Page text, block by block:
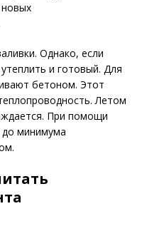
Однако, если
и готовый. Для
бетоном. Этот
Летом
При помощи
до минимума